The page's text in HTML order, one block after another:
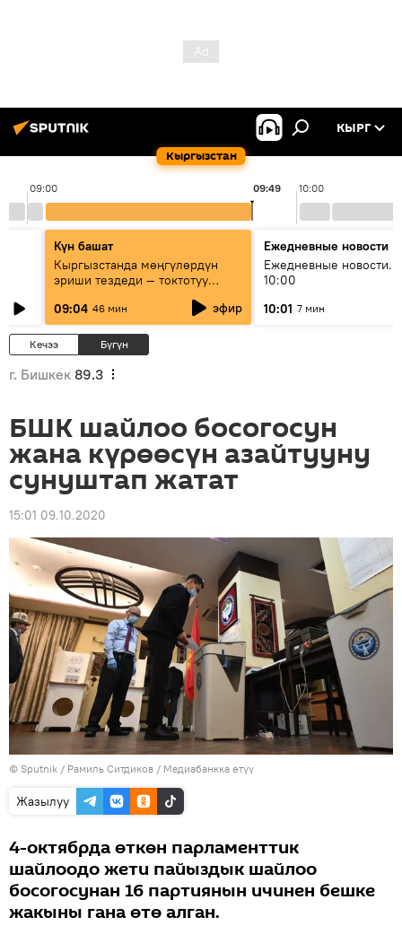
Кыргызстан
КЫРГ
09:00 10:00
09:49
Күн башат
Кыргызстанда мөңгүлөрдүн
эриши тездеди — токтотуу
09:04 46 мин эфир
Ежедневные новости
Ежедневные новости.
10:00
10:01 7 мин
Кечээ Бүгүн
г. Бишкек 89.3
БШК шайлоо босогосун
жана күрөөсүн азайтууну
сунуштап жатат
15:01 09.10.2020
© Sputnik / Рамиль Ситдиков / Медиабанкка өтүү
Жазылуу
4-октябрда өткөн парламенттик
шайлоодо жети пайыздык шайлоо
босогосунан 16 партиянын ичинен бешке
жакыны гана өтө алган.